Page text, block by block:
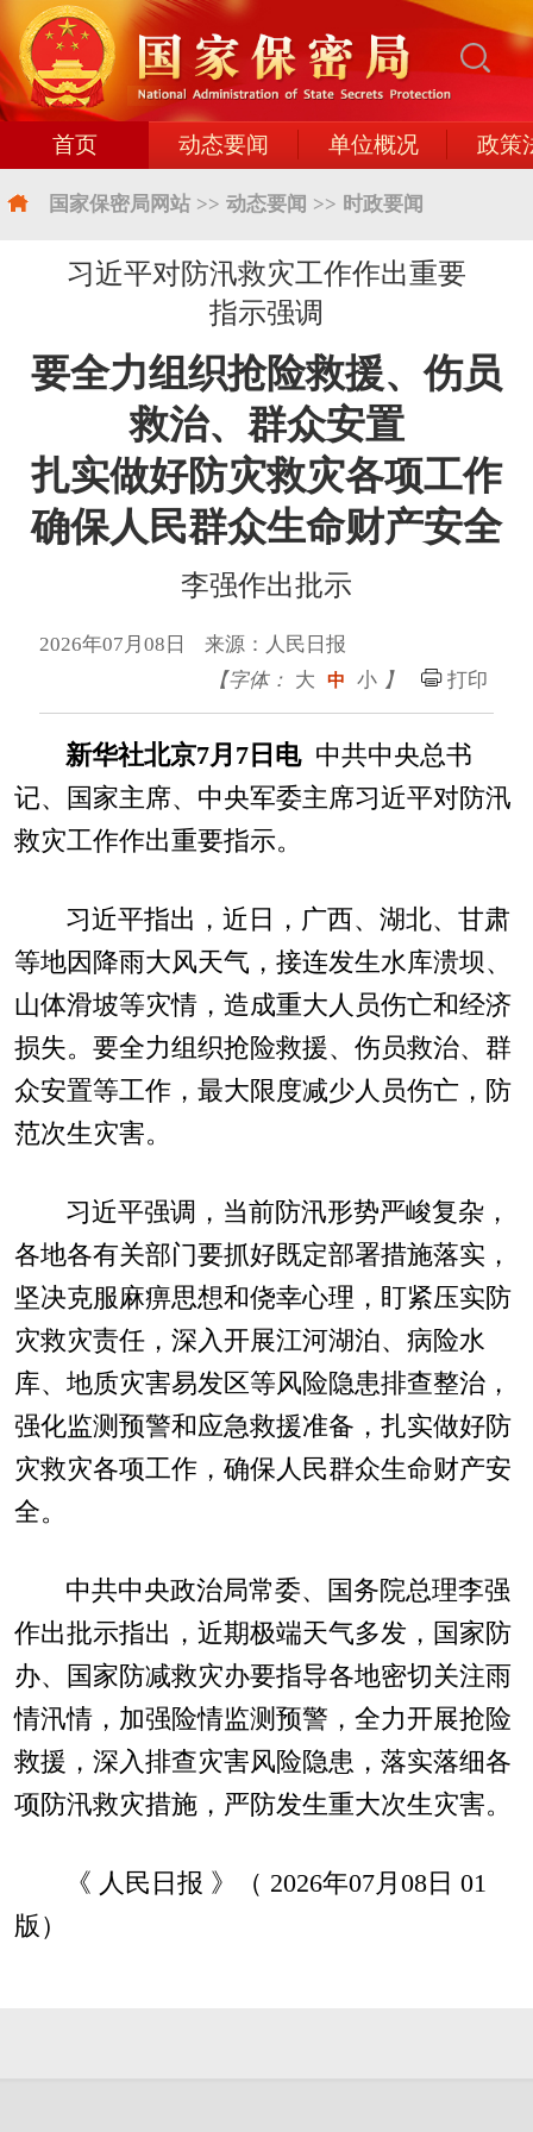
首页 动态要闻 单位概况 政策
国家保密局网站 >> 动态要闻 >> 时政要闻
习近平对防汛救灾工作作出重要
指示强调
要全力组织抢险救援、伤员
救治、群众安置
扎实做好防灾救灾各项工作
确保人民群众生命财产安全
李强作出批示
2026年07月08日 来源：人民日报
【字体： 大 中 小 】 打印
新华社北京7月7日电中共中央总书
记、国家主席、中央军委主席习近平对防汛
救灾工作作出重要指示。
习近平指出，近日，广西、湖北、甘肃
等地因降雨大风天气，接连发生水库溃坝、
山体滑坡等灾情，造成重大人员伤亡和经济
损失。要全力组织抢险救援、伤员救治、群
众安置等工作，最大限度减少人员伤亡，防
范次生灾害。
习近平强调，当前防汛形势严峻复杂，
各地各有关部门要抓好既定部署措施落实，
坚决克服麻痹思想和侥幸心理，盯紧压实防
灾救灾责任，深入开展江河湖泊、病险水
库、地质灾害易发区等风险隐患排查整治，
强化监测预警和应急救援准备，扎实做好防
灾救灾各项工作，确保人民群众生命财产安
全。
中共中央政治局常委、国务院总理李强
作出批示指出，近期极端天气多发，国家防
办、国家防减救灾办要指导各地密切关注雨
情汛情，加强险情监测预警，全力开展抢险
救援，深入排查灾害风险隐患，落实落细各
项防汛救灾措施，严防发生重大次生灾害。
《 人民日报 》（ 2026年07月08日 01
版）